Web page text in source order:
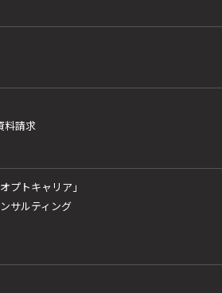
料請求
プトキャリア」
サルティング